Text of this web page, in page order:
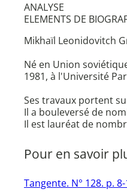
ANALYSE
ELEMENTS DE
Mikhaïl Leonidovitch
Né en Union
1981, à l'Université
Ses travaux portent
Il a bouleversé de
Il est lauréat de
Pour en savoir
Tangente. N° 128. p.